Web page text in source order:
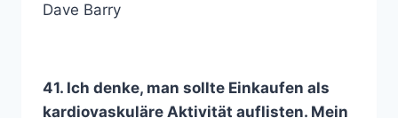
Dave Barry
41. Ich denke, man sollte Einkaufen als
kardiovaskuläre Aktivität auflisten. Mein